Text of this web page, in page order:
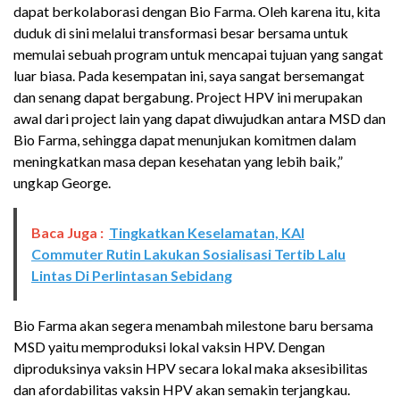
dapat berkolaborasi dengan Bio Farma. Oleh karena itu, kita
duduk di sini melalui transformasi besar bersama untuk
memulai sebuah program untuk mencapai tujuan yang sangat
luar biasa. Pada kesempatan ini, saya sangat bersemangat
dan senang dapat bergabung. Project HPV ini merupakan
awal dari project lain yang dapat diwujudkan antara MSD dan
Bio Farma, sehingga dapat menunjukan komitmen dalam
meningkatkan masa depan kesehatan yang lebih baik,”
ungkap George.
Baca Juga : Tingkatkan Keselamatan, KAI
Commuter Rutin Lakukan Sosialisasi Tertib Lalu
Lintas Di Perlintasan Sebidang
Bio Farma akan segera menambah milestone baru bersama
MSD yaitu memproduksi lokal vaksin HPV. Dengan
diproduksinya vaksin HPV secara lokal maka aksesibilitas
dan afordabilitas vaksin HPV akan semakin terjangkau.